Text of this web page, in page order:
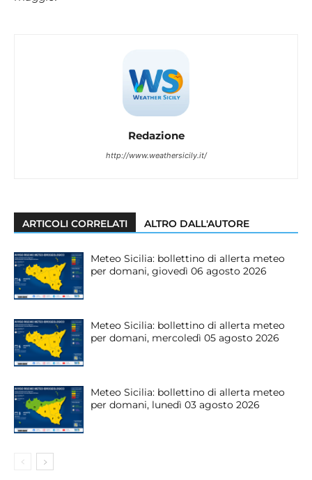
Redazione
http://www.weathersicily.it/
ARTICOLI CORRELATI ALTRO DALL'AUTORE
Meteo Sicilia: bollettino di allerta meteo
per domani, giovedì 06 agosto 2026
Meteo Sicilia: bollettino di allerta meteo
per domani, mercoledì 05 agosto 2026
Meteo Sicilia: bollettino di allerta meteo
per domani, lunedì 03 agosto 2026